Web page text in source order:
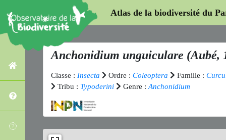
Atlas de la biodiversité du
Anchonidium unguiculare (Aubé,
Classe : Insecta Ordre :Coleoptera Famille :
Tribu : Typoderini Genre : Anchonidium